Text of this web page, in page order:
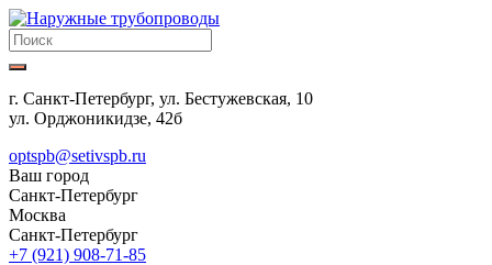
г. Санкт-Петербург, ул. Бестужевская, 10
ул. Орджоникидзе, 42б
optspb@setivspb.ru
Ваш город
Санкт-Петербург
Москва
Санкт-Петербург
+7 (921) 908-71-85